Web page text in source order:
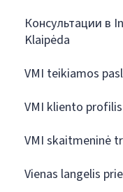
Консультации в
Klaipėda
VMI teikiamos
VMI kliento profilis
VMI skaitmeninė
Vienas langelis